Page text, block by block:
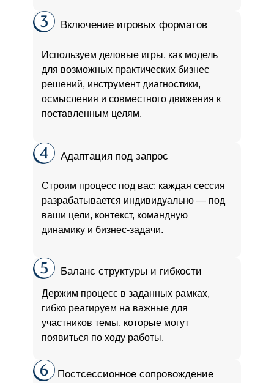
Используем деловые игры, как модель
для возможных практических бизнес
решений, инструмент диагностики,
осмысления и совместного движения к
поставленным целям.
Включение игровых форматов
Строим процесс под вас: каждая сессия
разрабатывается индивидуально — под
ваши цели, контекст, командную
динамику и бизнес-задачи.
Адаптация под запрос
Держим процесс в заданных рамках,
гибко реагируем на важные для
участников темы, которые могут
появиться по ходу работы.
Баланс структуры и гибкости
Постсессионное сопровождение